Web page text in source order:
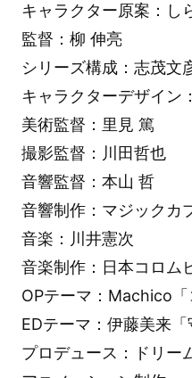
キャラクター原案：し
監督：柳 伸亮
シリーズ構成：志茂文
キャラクターデザイン
美術監督：里見 篤
撮影監督：川田哲也
音響監督：本山 哲
音響制作：マジックカ
音楽：川井憲次
音楽制作：日本コロム
OPテーマ：Machico「
EDテーマ：伊藤美来「
プロデュース：ドリー